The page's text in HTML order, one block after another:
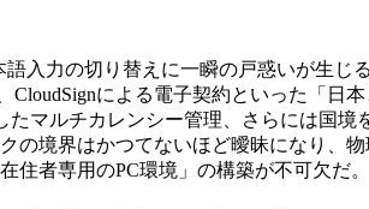
入力の切り替えに一瞬の戸惑いが生
による電子契約といった「日
マルチカレンシー管理、さらには国
の境界はかつてないほど曖昧になり、
者専用のPC環境」の構築が不可欠だ。